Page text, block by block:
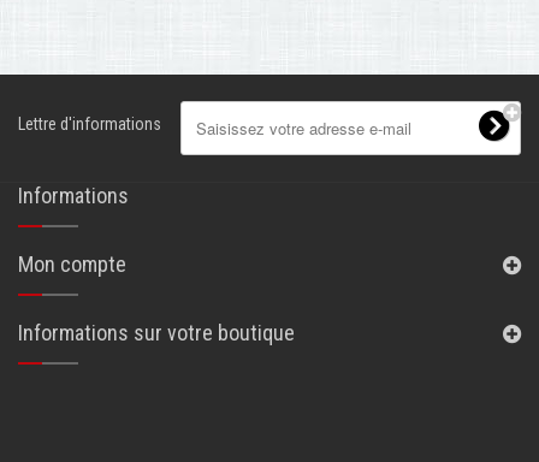
Lettre d'informations
Informations
Mon compte
Informations sur votre boutique